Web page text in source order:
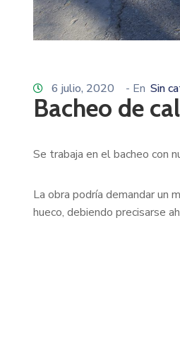
6 julio, 2020 - En Sin
Bacheo de
Se trabaja en el bacheo con
La obra podría demandar un
hueco, debiendo precisarse